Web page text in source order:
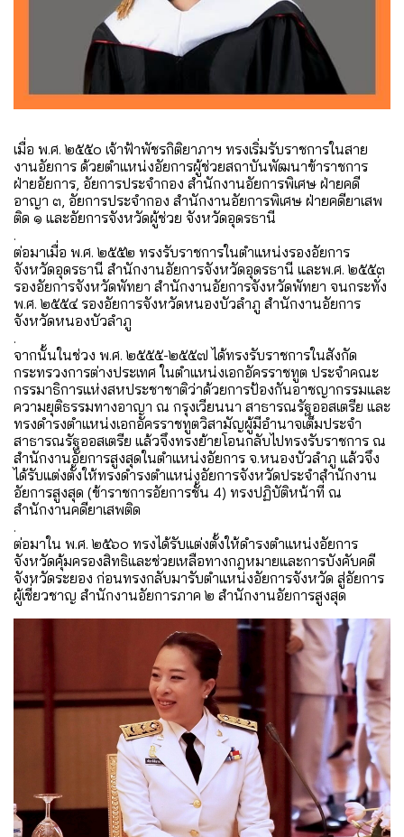
เมื่อ พ.ศ. ๒๕๕๐ เจ้าฟ้าพัชรกิติยาภาฯ ทรงเริ่มรับราชการในสาย
งานอัยการ ด้วยตำแหน่งอัยการผู้ช่วยสถาบันพัฒนาข้าราชการ
ฝ่ายอัยการ, อัยการประจำกอง สำนักงานอัยการพิเศษ ฝ่ายคดี
อาญา ๓, อัยการประจำกอง สำนักงานอัยการพิเศษ ฝ่ายคดียาเสพ
ติด ๑ และอัยการจังหวัดผู้ช่วย จังหวัดอุดรธานี
.
ต่อมาเมื่อ พ.ศ. ๒๕๕๒ ทรงรับราชการในตำแหน่งรองอัยการ
จังหวัดอุดรธานี สำนักงานอัยการจังหวัดอุดรธานี และพ.ศ. ๒๕๕๓
รองอัยการจังหวัดพัทยา สำนักงานอัยการจังหวัดพัทยา จนกระทั่ง
พ.ศ. ๒๕๕๔ รองอัยการจังหวัดหนองบัวลำภู สำนักงานอัยการ
จังหวัดหนองบัวลำภู
.
จากนั้นในช่วง พ.ศ. ๒๕๕๕-๒๕๕๗ ได้ทรงรับราชการในสังกัด
กระทรวงการต่างประเทศ ในตำแหน่งเอกอัครราชทูต ประจำคณะ
กรรมาธิการแห่งสหประชาชาติว่าด้วยการป้องกันอาชญากรรมและ
ความยุติธรรมทางอาญา ณ กรุงเวียนนา สาธารณรัฐออสเตรีย และ
ทรงดำรงตำแหน่งเอกอัครราชทูตวิสามัญผู้มีอำนาจเต็มประจำ
สาธารณรัฐออสเตรีย แล้วจึงทรงย้ายโอนกลับไปทรงรับราชการ ณ
สำนักงานอัยการสูงสุดในตำแหน่งอัยการ จ.หนองบัวลำภู แล้วจึง
ได้รับแต่งตั้งให้ทรงดำรงตำแหน่งอัยการจังหวัดประจำสำนักงาน
อัยการสูงสุด (ข้าราชการอัยการชั้น 4) ทรงปฏิบัติหน้าที่ ณ
สำนักงานคดียาเสพติด
.
ต่อมาใน พ.ศ. ๒๕๖๐ ทรงได้รับแต่งตั้งให้ดำรงตำแหน่งอัยการ
จังหวัดคุ้มครองสิทธิและช่วยเหลือทางกฎหมายและการบังคับคดี
จังหวัดระยอง ก่อนทรงกลับมารับตำแหน่งอัยการจังหวัด สู่อัยการ
ผู้เชี่ยวชาญ สำนักงานอัยการภาค ๒ สำนักงานอัยการสูงสุด